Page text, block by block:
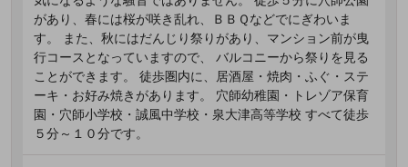
があり、春には桜が咲き乱れ、ＢＢＱなどでにぎわいま
す。 また、秋にはだんじり祭りがあり、マンション前が曳
行コースとなっていますので、 バルコニーから祭りを見る
ことができます。 徒歩圏内に、居酒屋・焼肉・ふぐ・ステ
ーキ・お好み焼きがあります。 穴師幼稚園・トレゾア保育
園・穴師小学校・誠風中学校・泉大津高等学校 すべて徒歩
５分～１０分です。